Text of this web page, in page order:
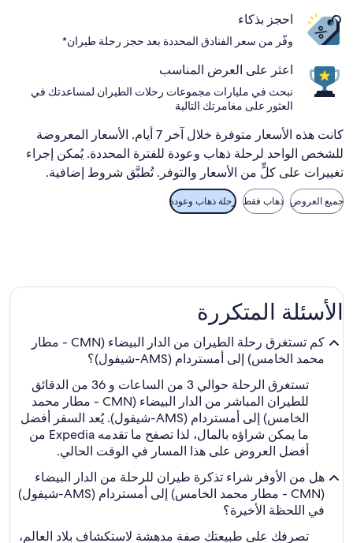
احجز بذكاء
وفّر من سعر الفنادق المحددة بعد حجز رحلة طيران*
اعثر على العرض المناسب
نبحث في مليارات مجموعات رحلات الطيران لمساعدتك في
العثور على مغامرتك التالية
كانت هذه الأسعار متوفرة خلال آخر 7 أيام. الأسعار المعروضة
للشخص الواحد لرحلة ذهاب وعودة للفترة المحددة. يُمكن إجراء
تغييرات على كلٍّ من الأسعار والتوفر. تُطبَّق شروط إضافية.
جميع العروض ذهاب فقط رحلة ذهاب وعودة
الأسئلة المتكررة
كم تستغرق رحلة الطيران من الدار البيضاء (CMN - مطار
محمد الخامس) إلى أمستردام (AMS-شيفول)؟
تستغرق الرحلة حوالي 3 من الساعات و 36 من الدقائق
للطيران المباشر من الدار البيضاء (CMN - مطار محمد
الخامس) إلى أمستردام (AMS-شيفول). يُعد السفر أفضل
ما يمكن شراؤه بالمال، لذا تصفح ما تقدمه Expedia من
أفضل العروض على هذا المسار في الوقت الحالي.
هل من الأوفر شراء تذكرة طيران للرحلة من الدار البيضاء
(CMN - مطار محمد الخامس) إلى أمستردام (AMS-شيفول)
في اللحظة الأخيرة؟
تصرفك على طبيعتك صفة مدهشة لاستكشاف بلاد العالم،